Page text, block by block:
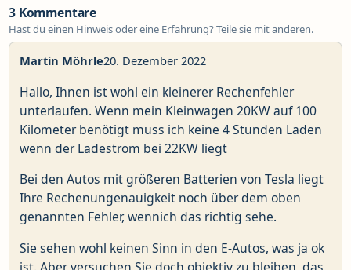
3 Kommentare
Hast du einen Hinweis oder eine Erfahrung? Teile sie mit anderen.
Martin Möhrle20. Dezember 2022
Hallo, Ihnen ist wohl ein kleinerer Rechenfehler
unterlaufen. Wenn mein Kleinwagen 20KW auf 100
Kilometer benötigt muss ich keine 4 Stunden Laden
wenn der Ladestrom bei 22KW liegt
Bei den Autos mit größeren Batterien von Tesla liegt
Ihre Rechenungenauigkeit noch über dem oben
genannten Fehler, wennich das richtig sehe.
Sie sehen wohl keinen Sinn in den E-Autos, was ja ok